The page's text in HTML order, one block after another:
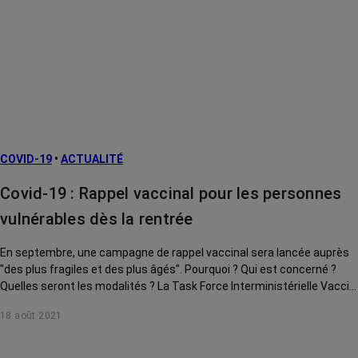
COVID-19 • ACTUALITÉ
Covid-19 : Rappel vaccinal pour les personnes
vulnérables dès la rentrée
En septembre, une campagne de rappel vaccinal sera lancée auprès
"des plus fragiles et des plus âgés". Pourquoi ? Qui est concerné ?
Quelles seront les modalités ? La Task Force Interministérielle Vaccin
18 août 2021